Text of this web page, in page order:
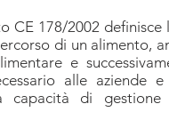
CE 178/2002
di un alimento,
e
alle aziende
capacità di